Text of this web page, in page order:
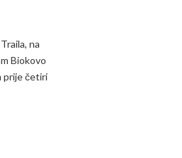
na
Biokovo
prije četiri